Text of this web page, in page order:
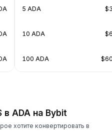
5 ADA
10 ADA
100 ADA
в ADA на Bybit
хотите конвертировать в